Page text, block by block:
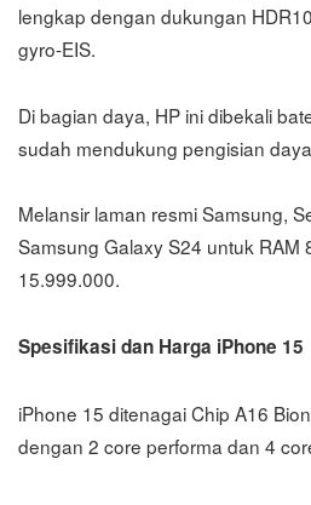
lengkap dengan dukungan
gyro-EIS.
Di bagian daya, HP ini dibekali
sudah mendukung pengisian
Melansir laman resmi Samsung,
Samsung Galaxy S24 untuk RAM
15.999.000.
Spesifikasi dan Harga iPhone 15
iPhone 15 ditenagai Chip A16
dengan 2 core performa dan 4